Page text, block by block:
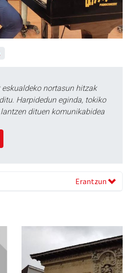
eskualdeko nortasun hitzak
Harpidedun eginda, tokiko
dituen komunikabidea
Erantzun